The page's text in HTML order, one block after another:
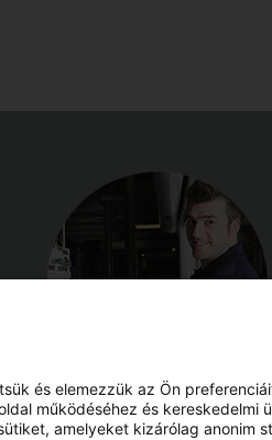
és elemezzük az Ön
működéséhez és
amelyeket kizárólag anonim